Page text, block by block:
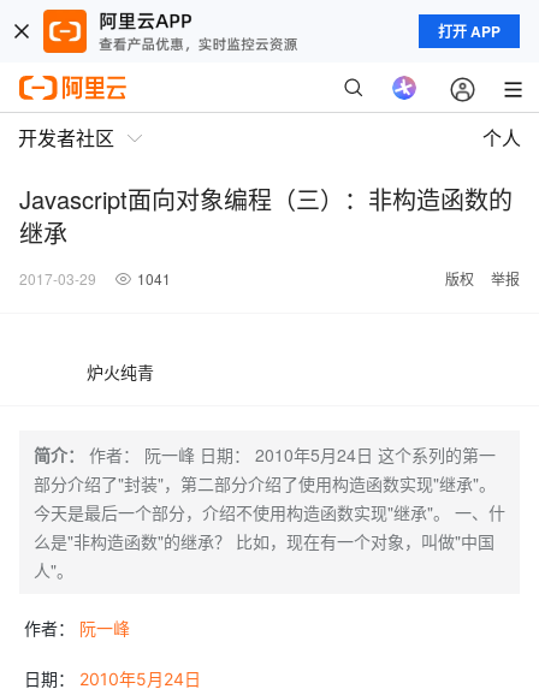
打开 APP
开发者社区 个人
Javascript面向对象编程（三）：非构造函数的
继承
2017-03-29 1041 版权 举报
炉火纯青
简介：
作者： 阮一峰 日期： 2010年5月24日 这个系列的第一
部分介绍了"封装"，第二部分介绍了使用构造函数实现"继承"。
今天是最后一个部分，介绍不使用构造函数实现"继承"。 一、什
么是"非构造函数"的继承？ 比如，现在有一个对象，叫做"中国
人"。
作者： 阮一峰
日期： 2010年5月24日